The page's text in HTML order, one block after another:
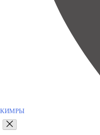
КИМРЫ